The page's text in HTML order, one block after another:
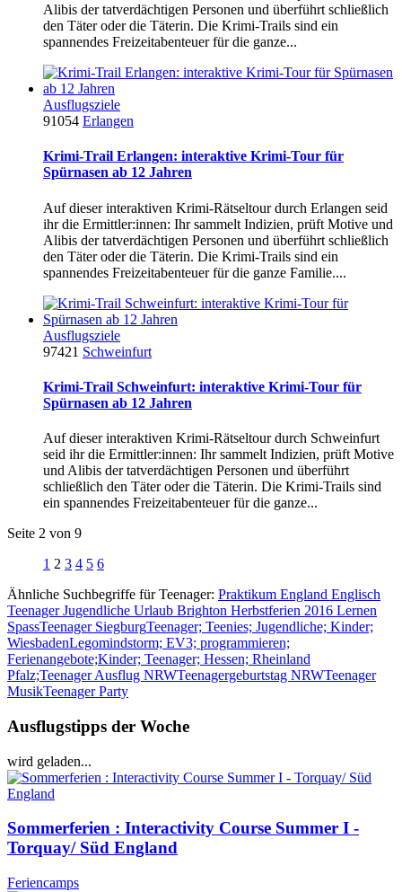
Alibis der tatverdächtigen Personen und überführt schließlich
den Täter oder die Täterin. Die Krimi-Trails sind ein
spannendes Freizeitabenteuer für die ganze...
Ausflugsziele
91054 Erlangen
Krimi-Trail Erlangen: interaktive Krimi-Tour für
Spürnasen ab 12 Jahren
Auf dieser interaktiven Krimi-Rätseltour durch Erlangen seid
ihr die Ermittler:innen: Ihr sammelt Indizien, prüft Motive und
Alibis der tatverdächtigen Personen und überführt schließlich
den Täter oder die Täterin. Die Krimi-Trails sind ein
spannendes Freizeitabenteuer für die ganze Familie....
Ausflugsziele
97421 Schweinfurt
Krimi-Trail Schweinfurt: interaktive Krimi-Tour für
Spürnasen ab 12 Jahren
Auf dieser interaktiven Krimi-Rätseltour durch Schweinfurt
seid ihr die Ermittler:innen: Ihr sammelt Indizien, prüft Motive
und Alibis der tatverdächtigen Personen und überführt
schließlich den Täter oder die Täterin. Die Krimi-Trails sind
ein spannendes Freizeitabenteuer für die ganze...
Seite 2 von 9
1 2 3 4 5 6
Ähnliche Suchbegriffe für Teenager: Praktikum England Englisch
Teenager Jugendliche Urlaub Brighton Herbstferien 2016 Lernen
SpassTeenager SiegburgTeenager; Teenies; Jugendliche; Kinder;
WiesbadenLegomindstorm; EV3; programmieren;
Ferienangebote;Kinder; Teenager; Hessen; Rheinland
Pfalz;Teenager Ausflug NRWTeenagergeburtstag NRWTeenager
MusikTeenager Party
Ausflugstipps der Woche
wird geladen...
Sommerferien : Interactivity Course Summer I -
Torquay/ Süd England
Feriencamps